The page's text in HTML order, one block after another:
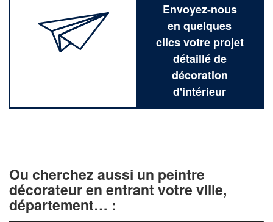
Envoyez-nous
en quelques
clics votre projet
détaillé de
décoration
d'intérieur
Ou cherchez aussi un peintre
décorateur en entrant votre ville,
département… :